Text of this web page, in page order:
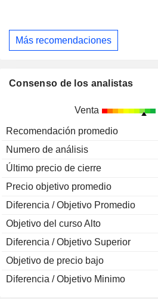
Más recomendaciones
Consenso de los analistas
Venta
Recomendación promedio
Numero de análisis
Último precio de cierre
Precio objetivo promedio
Diferencia / Objetivo Promedio
Objetivo del curso Alto
Diferencia / Objetivo Superior
Objetivo de precio bajo
Diferencia / Objetivo Minimo